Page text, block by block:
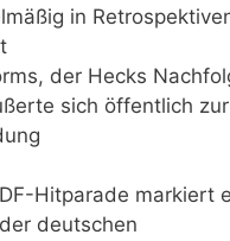
in
der Hecks
sich öffentlich zur
Hitparade markiert
deutschen